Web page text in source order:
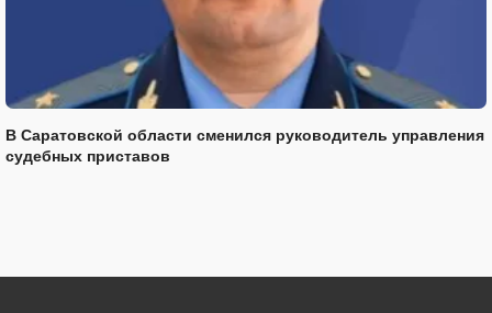
В Саратовской области сменился руководитель управления
судебных приставов